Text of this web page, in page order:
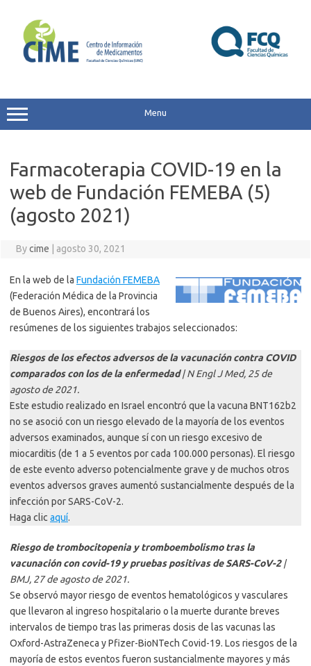
content
Menu
Farmacoterapia COVID-19 en la
web de Fundación FEMEBA (5)
(agosto 2021)
Bycime agosto 30, 2021
En la web de la Fundación FEMEBA
(Federación Médica de la Provincia
de Buenos Aires), encontrará los
resúmenes de los siguientes trabajos seleccionados:
Riesgos de los efectos adversos de la vacunación contra COVID
comparados con los de la enfermedad|N Engl J Med, 25 de
agosto de 2021.
Este estudio realizado en Israel encontró que la vacuna BNT162b2
no se asoció con un riesgo elevado de la mayoría de los eventos
adversos examinados, aunque sí con un riesgo excesivo de
miocarditis (de 1 a 5 eventos por cada 100.000 personas). El riesgo
de este evento adverso potencialmente grave y de muchos otros
eventos adversos graves aumentó sustancialmente después de la
infección por SARS-CoV-2.
Haga clic aquí.
Riesgo de trombocitopenia y tromboembolismo tras la
vacunación con covid-19 y pruebas positivas de SARS-CoV-2|
BMJ, 27 de agosto de 2021.
Se observó mayor riesgo de eventos hematológicos y vasculares
que llevaron al ingreso hospitalario o la muerte durante breves
intervalos de tiempo tras las primeras dosis de las vacunas las
Oxford-AstraZeneca y Pfizer-BioNTech Covid-19. Los riesgos de la
mayoría de estos eventos fueron sustancialmente mayores y más